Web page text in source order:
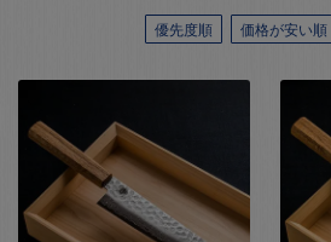
優先度順 価格が安い順